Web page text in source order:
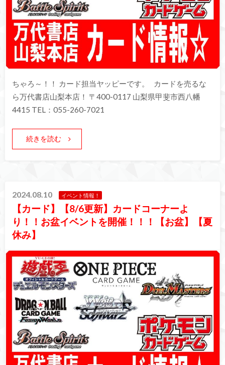
ちゃろ～！！ カード担当ヤッピーです。 カードを売るな
ら万代書店山梨本店！ 〒400-0117 山梨県甲斐市西八幡
4415 TEL：055-260-7021
続きを読む
2024.08.10 イベント情報！
【カード】【8/6更新】カードコーナーよ
り！！お盆イベントを開催！！！【お盆】【夏
休み】